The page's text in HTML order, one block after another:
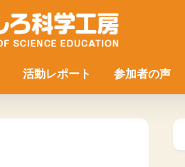
活動レポート 参加者の声